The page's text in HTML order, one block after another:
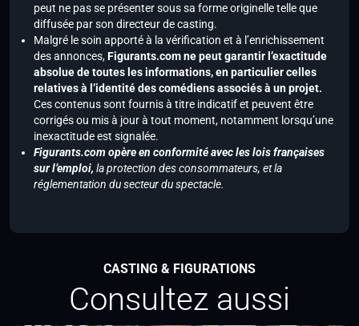
peut ne pas se présenter sous sa forme originelle telle que
diffusée par son directeur de casting.
Malgré le soin apporté à la vérification et à l’enrichissement
des annonces,Figurants.com ne peut garantir l’exactitude
absolue de toutes les informations, en particulier celles
relatives à l’identité des comédiens associés à un projet.
Ces contenus sont fournis à titre indicatif et peuvent être
corrigés ou mis à jour à tout moment, notamment lorsqu’une
inexactitude est signalée.
Figurants.com opère en conformité avec les lois françaises
sur l’emploi, la protection des consommateurs, et la
réglementation du secteur du spectacle.
CASTING & FIGURATIONS
Consultez aussi